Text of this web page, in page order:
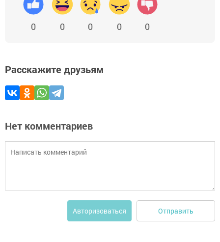
0 0 0 0 0
Расскажите друзьям
Нет комментариев
Авторизоваться Отправить